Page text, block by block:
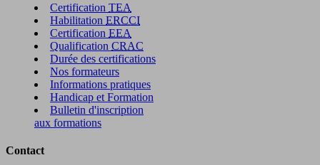
Certification TEA
Habilitation ERCCI
Certification EEA
Qualification CRAC
Durée des certifications
Nos formateurs
Informations pratiques
Handicap et Formation
Bulletin d'inscription
aux formations
Contact